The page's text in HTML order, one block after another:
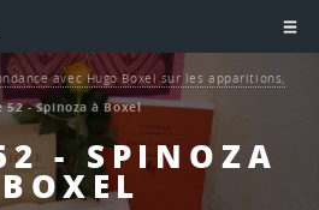
- SPINOZA
avec Hugo Boxel sur les apparitions,
52 - Spinoza à Boxel